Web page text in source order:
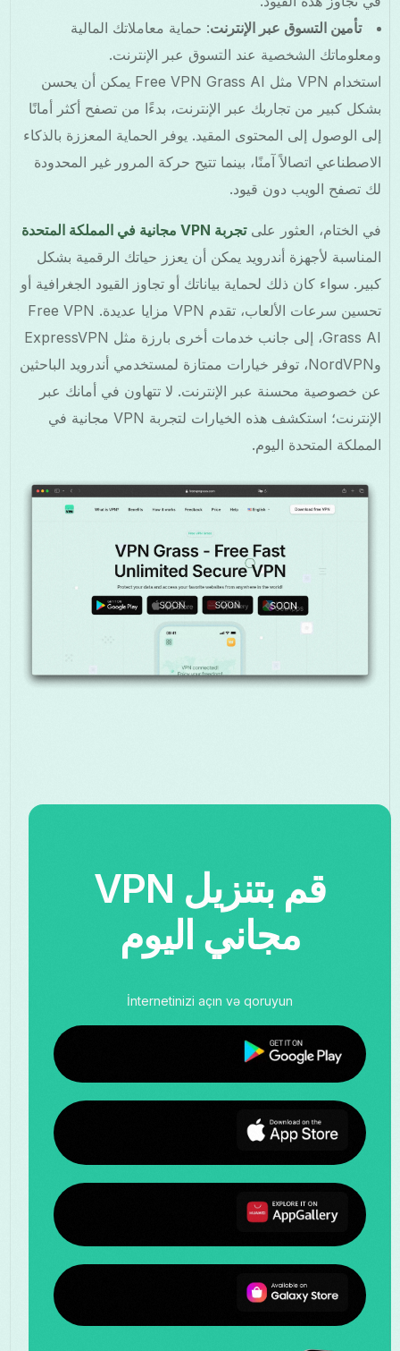
تأمين التسوق عبر الإنترنت: حماية معاملاتك المالية
ومعلوماتك الشخصية عند التسوق عبر الإنترنت.
استخدام VPN مثل Free VPN Grass AI يمكن أن يحسن
بشكل كبير من تجاربك عبر الإنترنت، بدءًا من تصفح أكثر أمانًا
إلى الوصول إلى المحتوى المقيد. يوفر الحماية المعززة بالذكاء
الاصطناعي اتصالاً آمنًا، بينما تتيح حركة المرور غير المحدودة
لك تصفح الويب دون قيود.
في الختام، العثور علىتجربة VPN مجانية في المملكة المتحدة
المناسبة لأجهزة أندرويد يمكن أن يعزز حياتك الرقمية بشكل
كبير. سواء كان ذلك لحماية بياناتك أو تجاوز القيود الجغرافية أو
تحسين سرعات الألعاب، تقدم VPN مزايا عديدة. Free VPN
Grass AI، إلى جانب خدمات أخرى بارزة مثل ExpressVPN
وNordVPN، توفر خيارات ممتازة لمستخدمي أندرويد الباحثين
عن خصوصية محسنة عبر الإنترنت. لا تتهاون في أمانك عبر
الإنترنت؛ استكشف هذه الخيارات لتجربة VPN مجانية في
المملكة المتحدة اليوم.
قم بتنزيل VPN
مجاني اليوم
İnternetinizi açın və qoruyun